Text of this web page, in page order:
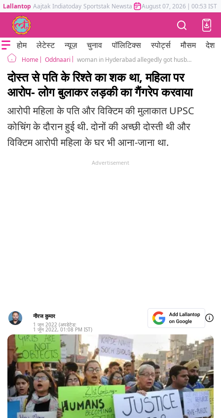
Lallantop Aajtak Indiatoday Sportstak Newstak Mumbai Tak Astrotak
August 07, 2026 | 00:53 IST
होम लेटेस्ट न्यूज़ चुनाव पॉलिटिक्स स्पोर्ट्स मौसम देश
Home Oddnaari woman in Hyderabad allegedly got husband's friend gang-raped by 5 people on suspicion of affair
दोस्त से पति के रिश्ते का शक था, महिला पर
आरोप- लोग बुलाकर लड़की का गैंगरेप करवाया
आरोपी महिला के पति और विक्टिम की मुलाकात UPSC
कोचिंग के दौरान हुई थी. दोनों की अच्छी दोस्ती थी और
विक्टिम आरोपी महिला के घर भी आना-जाना था.
Advertisement
नीरज कुमार
1 जून 2022 (अपडेटेड:
1 जून 2022, 01:08 PM IST)